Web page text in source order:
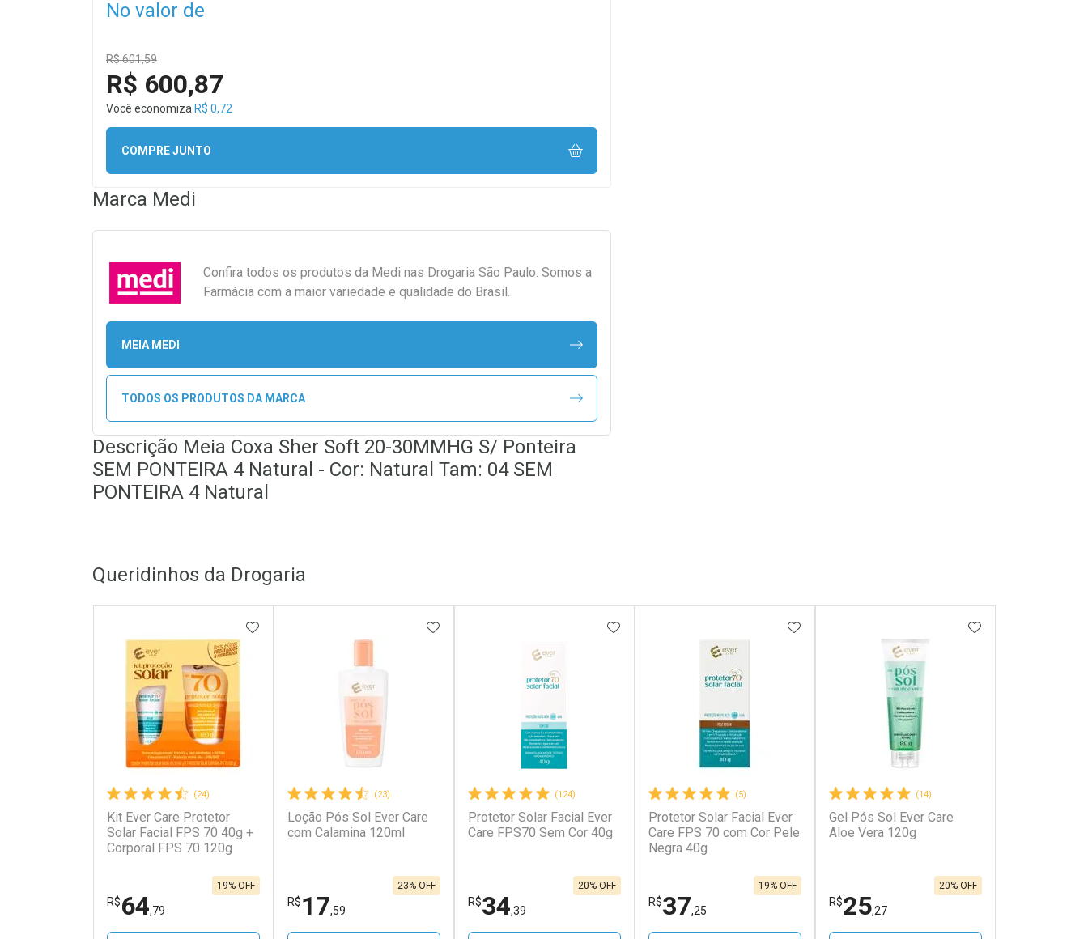
No valor de
R$ 601,59
R$ 600,87
Você economiza R$ 0,72
COMPRE JUNTO
Marca Medi
Confira todos os produtos da Medi nas Drogaria São Paulo. Somos a
Farmácia com a maior variedade e qualidade do Brasil.
MEIA MEDI
TODOS OS PRODUTOS DA MARCA
Descrição Meia Coxa Sher Soft 20-30MMHG S/ Ponteira
SEM PONTEIRA 4 Natural - Cor: Natural Tam: 04 SEM
PONTEIRA 4 Natural
Queridinhos da Drogaria
(24)
Kit Ever Care Protetor
Solar Facial FPS 70 40g +
Corporal FPS 70 120g
R$64,79
19% OFF
ADICIONAR AOS FAVORITOS
(23)
Loção Pós Sol Ever Care
com Calamina 120ml
R$17,59
23% OFF
ADICIONAR AOS FAVORITOS
(124)
Protetor Solar Facial Ever
Care FPS70 Sem Cor 40g
R$34,39
20% OFF
ADICIONAR AOS FAVORITOS
(5)
Protetor Solar Facial Ever
Care FPS 70 com Cor Pele
Negra 40g
R$37,25
19% OFF
ADICIONAR AOS FAVORITOS
(14)
Gel Pós Sol Ever Care
Aloe Vera 120g
R$25,27
20% OFF
ADICIONAR AOS